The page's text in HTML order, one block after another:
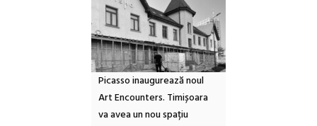
Picasso inaugurează noul
Art Encounters. Timișoara
va avea un nou spațiu